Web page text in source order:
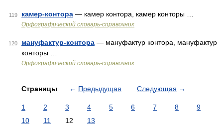
119 камер-контора — камер контора, камер конторы …
Орфографический словарь-справочник
120 мануфактур-контора — мануфактур контора, мануфактур
конторы …
Орфографический словарь-справочник
Страницы ← Предыдущая Следующая →
1 2 3 4 5 6 7 8
9
10
11 12 13